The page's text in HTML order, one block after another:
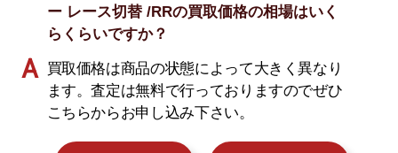
ー レース切替 /RRの買取価格の相場はいく
らくらいですか？
買取価格は商品の状態によって大きく異なり
ます。査定は無料で行っておりますのでぜひ
こちらからお申し込み下さい。